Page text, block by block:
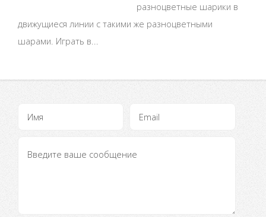
разноцветные шарики в
движущиеся линии с такими же разноцветными
шарами. Играть в...